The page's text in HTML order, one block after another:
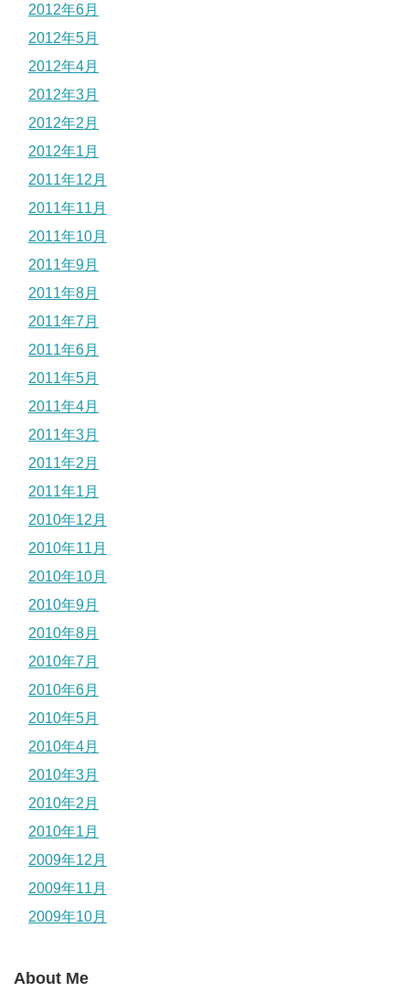
2012年6月
2012年5月
2012年4月
2012年3月
2012年2月
2012年1月
2011年12月
2011年11月
2011年10月
2011年9月
2011年8月
2011年7月
2011年6月
2011年5月
2011年4月
2011年3月
2011年2月
2011年1月
2010年12月
2010年11月
2010年10月
2010年9月
2010年8月
2010年7月
2010年6月
2010年5月
2010年4月
2010年3月
2010年2月
2010年1月
2009年12月
2009年11月
2009年10月
About Me